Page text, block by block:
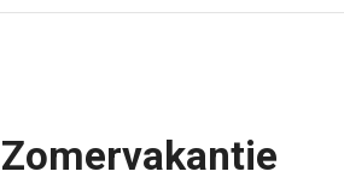
Zomervakantie